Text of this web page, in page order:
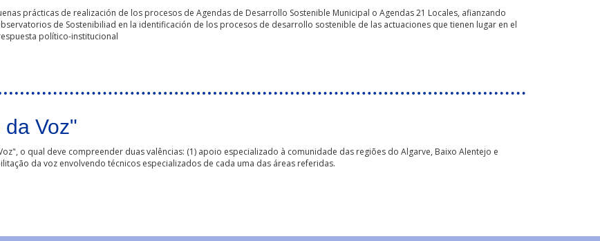
prácticas de realización de los procesos de Agendas de Desarrollo Sostenible Municipal o Agendas 21 Locales, afianzando
de Sostenibiliad en la identificación de los procesos de desarrollo sostenible de las actuaciones que tienen lugar en el
político-institucional
Voz"
o qual deve compreender duas valências: (1) apoio especializado à comunidade das regiões do Algarve, Baixo Alentejo e
da voz envolvendo técnicos especializados de cada uma das áreas referidas.